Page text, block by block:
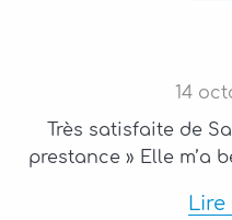
14
Très satisfaite de
prestance » Elle m’a
Lire